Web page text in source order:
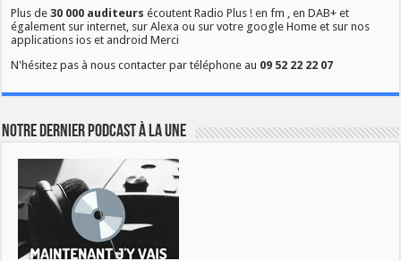
Plus de30 000 auditeurs écoutent Radio Plus ! en fm , en DAB+ et
également sur internet, sur Alexa ou sur votre google Home et sur nos
applications ios et android Merci
N'hésitez pas à nous contacter par téléphone au 09 52 22 22 07
Notre dernier podcast à la une